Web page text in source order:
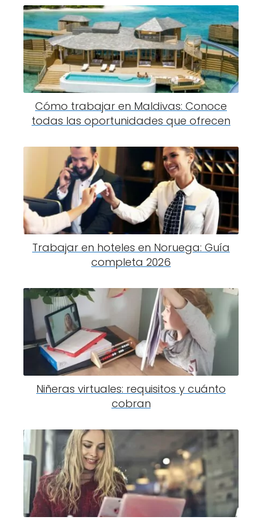
Cómo trabajar en Maldivas: Conoce
todas las oportunidades que ofrecen
Trabajar en hoteles en Noruega: Guía
completa 2026
Niñeras virtuales: requisitos y cuánto
cobran